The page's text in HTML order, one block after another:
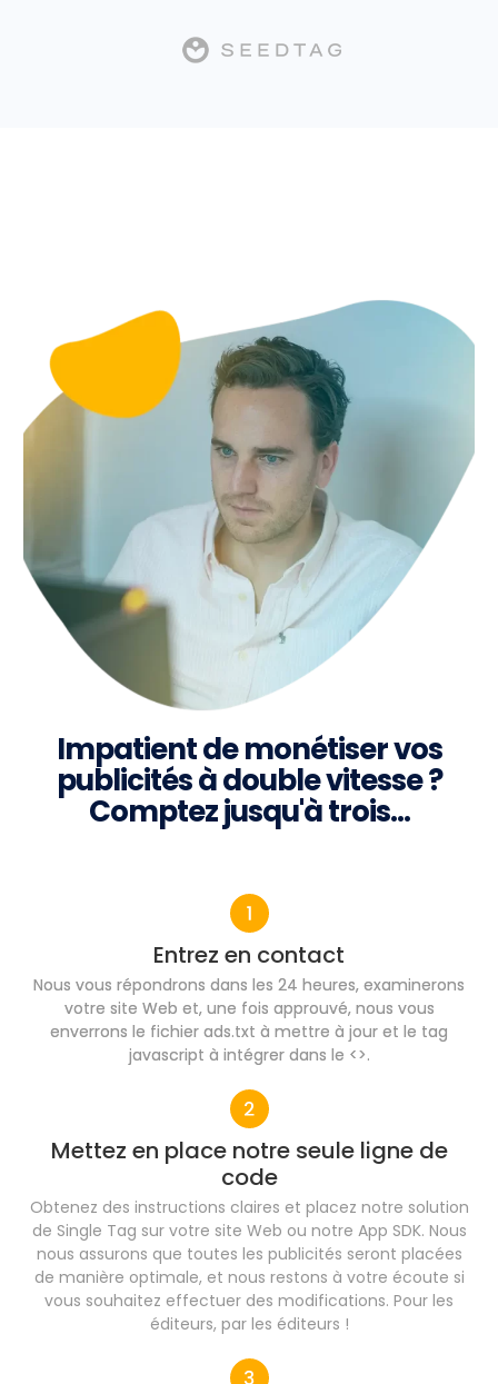
Impatient de monétiser vos
publicités à double vitesse ?
Comptez jusqu'à trois…
Entrez en contact
Nous vous répondrons dans les 24 heures, examinerons
votre site Web et, une fois approuvé, nous vous
enverrons le fichier ads.txt à mettre à jour et le tag
javascript à intégrer dans le <>.
Mettez en place notre seule ligne de
code​
Obtenez des instructions claires et placez notre solution
de Single Tag sur votre site Web ou notre App SDK. Nous
nous assurons que toutes les publicités seront placées
de manière optimale, et nous restons à votre écoute si
vous souhaitez effectuer des modifications. Pour les
éditeurs, par les éditeurs !